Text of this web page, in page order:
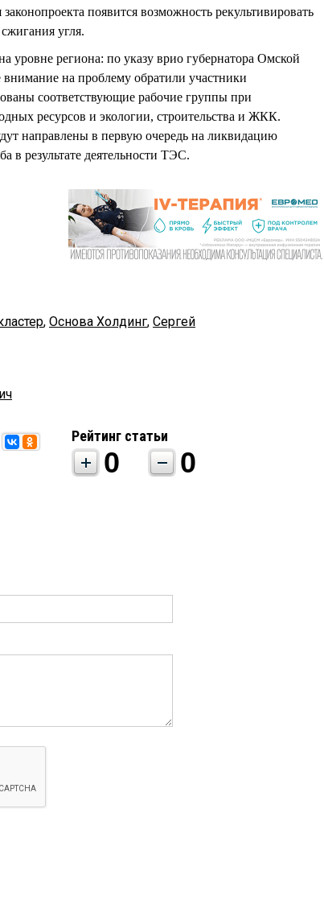
появится возможность рекультивировать
угля.
уровне региона: по указу врио губернатора Омской
на проблему обратили участники
соответствующие рабочие группы при
ресурсов и экологии, строительства и ЖКК.
направлены в первую очередь на ликвидацию
в результате деятельности ТЭС.
, Основа Холдинг, Сергей
Рейтинг статьи
0 0